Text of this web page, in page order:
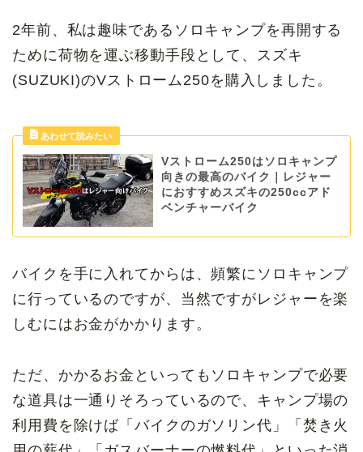
2年前、私は趣味であるソロキャンプを再開する
ために荷物を運ぶ移動手段として、スズキ
(SUZUKI)のVストローム250を購入しました。
Vストローム250はソロキャンプ
向きの最高のバイク｜レジャー
におすすめスズキの250ccアド
ベンチャーバイク
バイクを手に入れてからは、頻繁にソロキャンプ
に行っているのですが、当然ですがレジャーを楽
しむにはお金がかかります。
ただ、かかるお金といってもソロキャンプで必要
な道具は一通りそろっているので、キャンプ場の
利用費を除けば「バイクのガソリン代」「焚き火